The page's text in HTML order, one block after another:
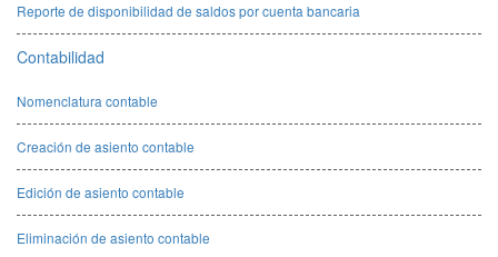
Reporte de disponibilidad de saldos por cuenta bancaria
Contabilidad
Nomenclatura contable
Creación de asiento contable
Edición de asiento contable
Eliminación de asiento contable